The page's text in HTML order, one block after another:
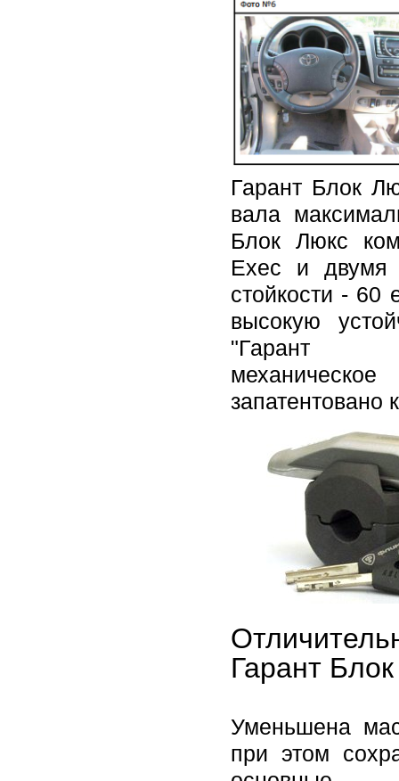
Гарант Блок
вала
Блок Люкс
Exec и двумя
стойкости - 60
высокую
запатентовано
Гарант
Уменьшена
при этом